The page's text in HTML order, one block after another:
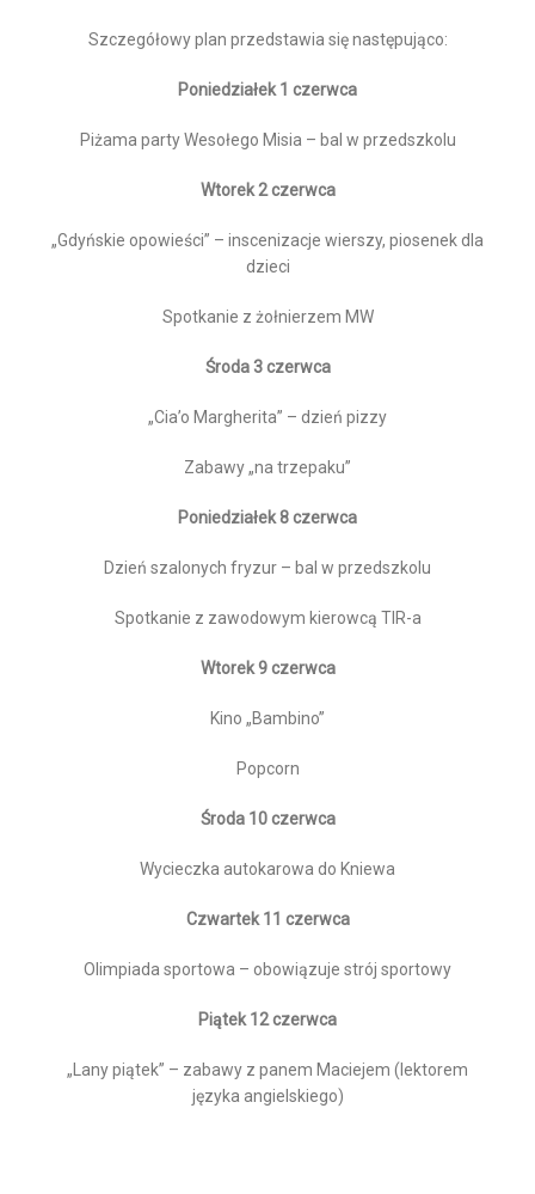
Szczegółowy plan przedstawia się następująco:
Poniedziałek 1 czerwca
Piżama party Wesołego Misia – bal w przedszkolu
Wtorek 2 czerwca
„Gdyńskie opowieści” – inscenizacje wierszy, piosenek dla
dzieci
Spotkanie z żołnierzem MW
Środa 3 czerwca
„Cia’o Margherita” – dzień pizzy
Zabawy „na trzepaku”
Poniedziałek 8 czerwca
Dzień szalonych fryzur – bal w przedszkolu
Spotkanie z zawodowym kierowcą TIR-a
Wtorek 9 czerwca
Kino „Bambino”
Popcorn
Środa 10 czerwca
Wycieczka autokarowa do Kniewa
Czwartek 11 czerwca
Olimpiada sportowa – obowiązuje strój sportowy
Piątek 12 czerwca
„Lany piątek” – zabawy z panem Maciejem (lektorem
języka angielskiego)